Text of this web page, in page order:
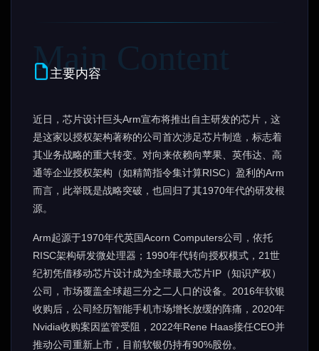
主要内容
近日，芯片设计巨头Arm宣布将推出自主研发的芯片，这
是这家以授权架构著称的公司首次涉足芯片制造，标志着
其业务战略的重大转变。对向来依赖向苹果、英伟达、高
通等企业授权架构（如精简指令集计算RISC）盈利的Arm
而言，此举既是战略突破，也回归了其1970年代的研发根
源。
Arm起源于1970年代英国Acorn Computers公司，依托
RISC架构研发微处理器；1990年代转向授权模式，21世
纪初凭借移动芯片设计成为全球最大芯片IP（知识产权）
公司，市场覆盖全球超三分之二人口的设备。2016年软银
收购后，公司经历智能手机市场增长放缓的阵痛，2020年
Nvidia收购案因监管受阻，2022年Rene Haas接任CEO并
推动公司重新上市，目前软银仍持有90%股份。